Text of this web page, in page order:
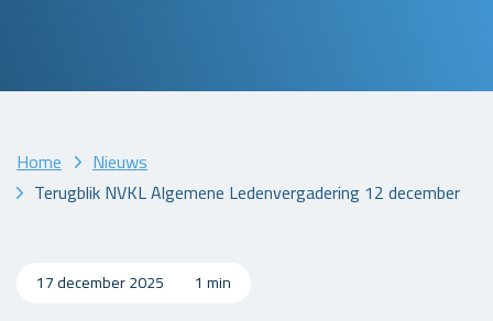
Home
Nieuws
Terugblik NVKL Algemene Ledenvergadering 12 december
17 december 2025 1 min